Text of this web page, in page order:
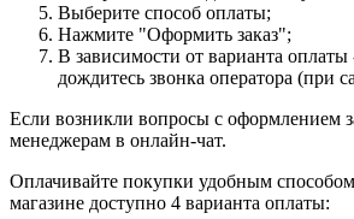
Выберите способ оплаты;
Нажмите "Оформить заказ";
В зависимости от варианта оплаты
дождитесь звонка оператора (при
Если возникли вопросы с оформлением
менеджерам в онлайн-чат.
Оплачивайте покупки удобным
магазине доступно 4 варианта оплаты: